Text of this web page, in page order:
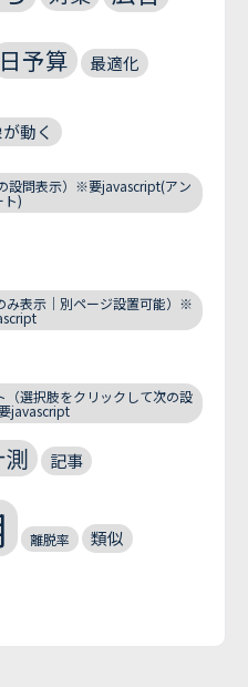
日予算 最適化
動く
設問表示）※要javascript(アン
ト)
み表示｜別ページ設置可能）※
選択肢をクリックして次の設
javascript
記事
離脱率 類似